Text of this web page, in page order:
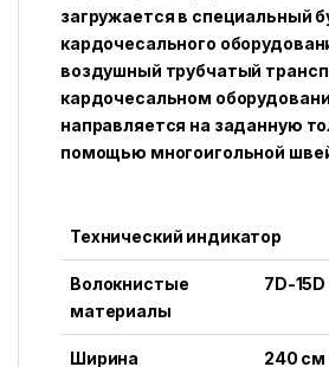
загружается в специальный
кардочесального
воздушный трубчатый
кардочесальном
направляется на заданную
помощью многоигольной
Технический индикатор
Волокнистые
материалы
7D-15D
Ширина 240 см